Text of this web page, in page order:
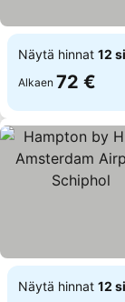
Näytä hinnat 12
Alkaen 72 €
Näytä hinnat 12